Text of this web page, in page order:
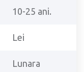
10-25 ani.
Lei
Lunara